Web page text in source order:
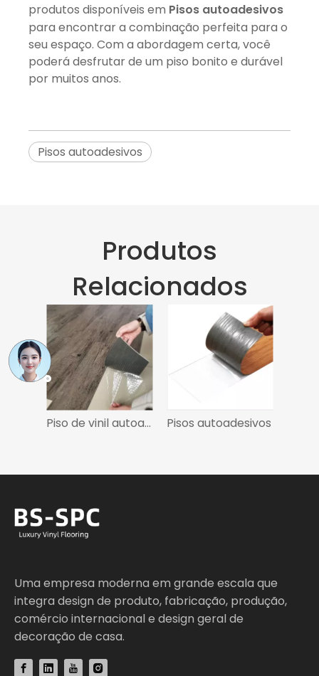
produtos disponíveis em Pisos autoadesivos
para encontrar a combinação perfeita para o
seu espaço. Com a abordagem certa, você
poderá desfrutar de um piso bonito e durável
por muitos anos.
Pisos autoadesivos
Produtos
Relacionados
Piso de vinil autoadesivo para descascar e colar Pisos autoadesivos
Uma empresa moderna em grande escala que
integra design de produto, fabricação, produção,
comércio internacional e design geral de
decoração de casa.